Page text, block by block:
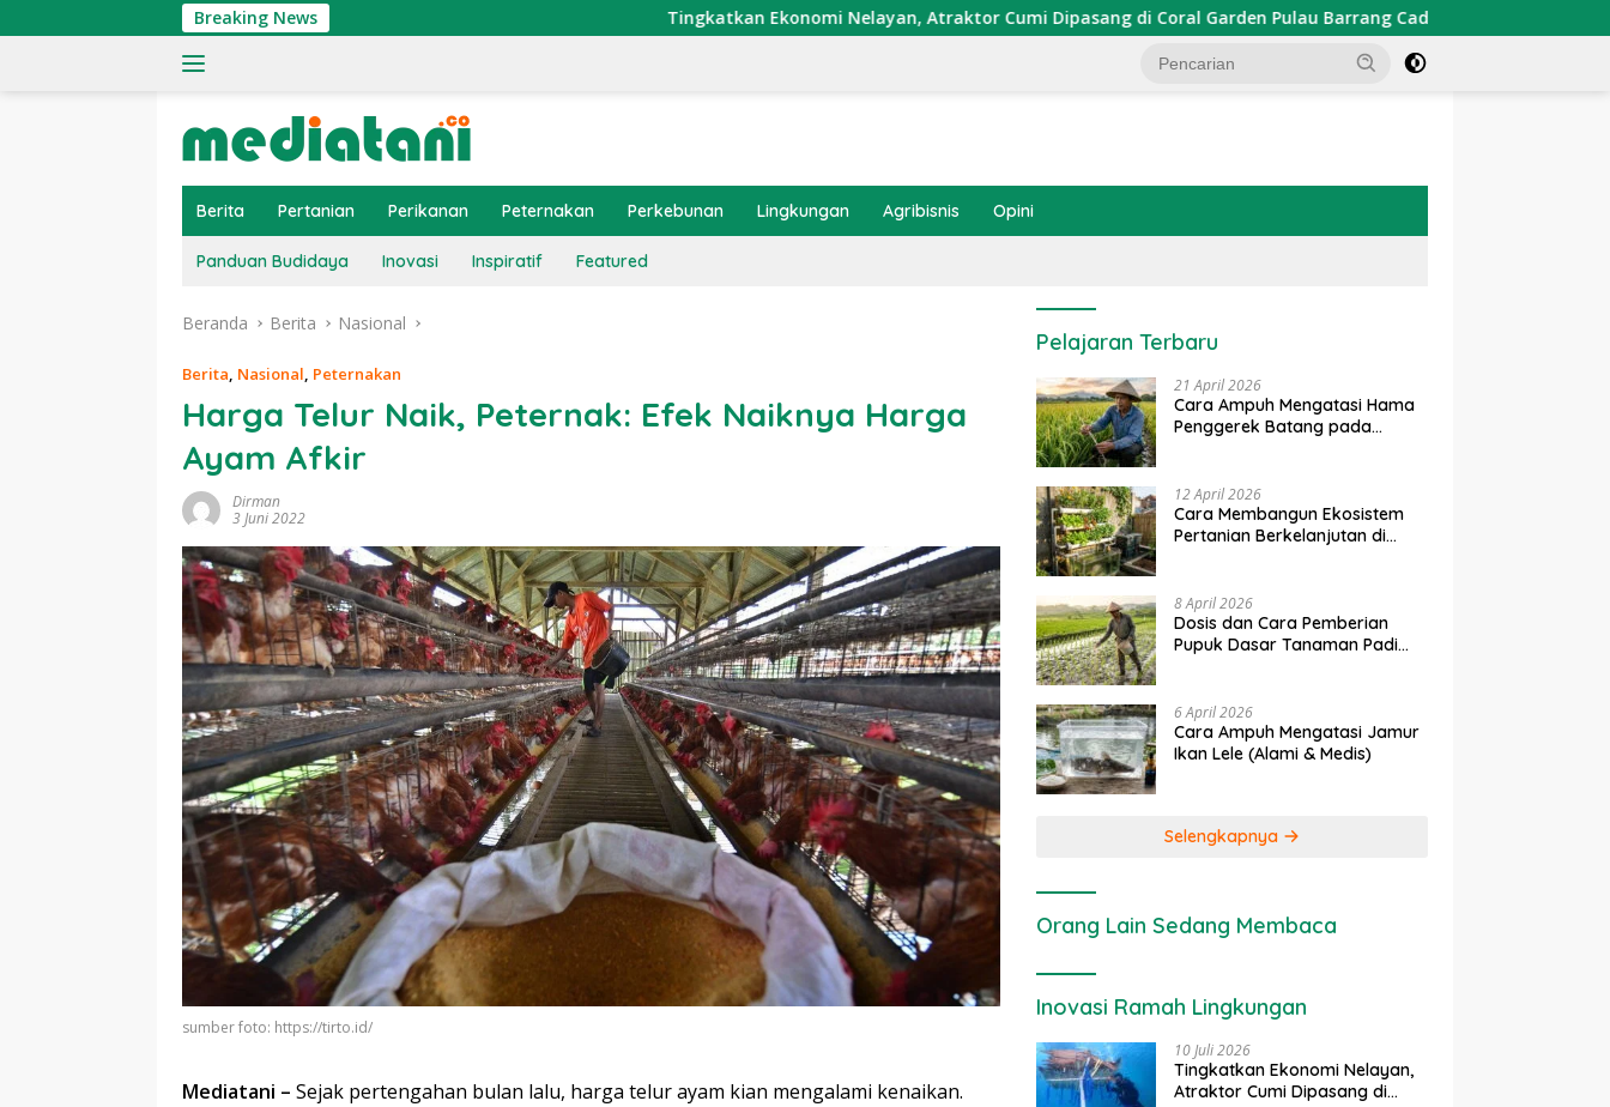
ke
Breaking News Tingkatkan Ekonomi Nelayan, Atraktor Cumi Dipasang di Coral Garden Pulau Barrang Caddi PDKT Danau Tempe :
Berita Pertanian Perikanan Peternakan Perkebunan Lingkungan Agribisnis Opini
Panduan Budidaya Inovasi Inspiratif Featured
Beranda Berita Nasional
Berita, Nasional, Peternakan
Harga Telur Naik, Peternak: Efek Naiknya Harga
Ayam Afkir
Dirman
3 Juni 2022
sumber foto: https://tirto.id/
Mediatani – Sejak pertengahan bulan lalu, harga telur ayam kian mengalami kenaikan.
Pelajaran Terbaru
21 April 2026
Cara Ampuh Mengatasi Hama
Penggerek Batang pada
12 April 2026
Cara Membangun Ekosistem
Pertanian Berkelanjutan di
8 April 2026
Dosis dan Cara Pemberian
Pupuk Dasar Tanaman Padi
6 April 2026
Cara Ampuh Mengatasi Jamur
Ikan Lele (Alami & Medis)
Selengkapnya
Orang Lain Sedang Membaca
Inovasi Ramah Lingkungan
10 Juli 2026
Tingkatkan Ekonomi Nelayan,
Atraktor Cumi Dipasang di